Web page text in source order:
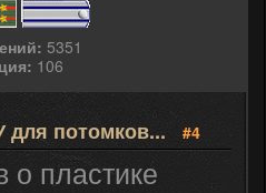
5351
106
потомков... #4
о пластике